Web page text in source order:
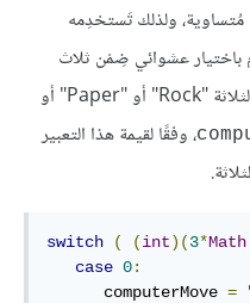
مُتساوية، ولذلك تَستخدِمه
باختيار عشوائي ضِمْن ثلاث
بدائل مُحتمَلة، حيث تُسنَد إحدى القيم الثلاثة "Rock" أو "Paper" أو
، وفقًا لقيمة هذا التعبير
switch ( (int)(3*Math
case 0:
      computerMove
=